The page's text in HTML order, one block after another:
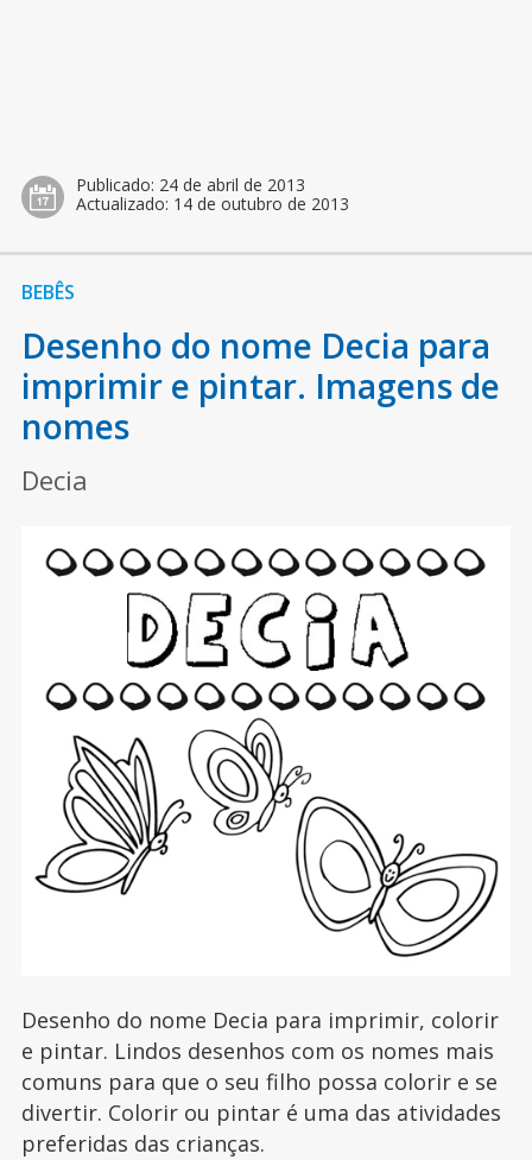
Publicado: 24 de abril de 2013
Actualizado: 14 de outubro de 2013
BEBÊS
Desenho do nome Decia para
imprimir e pintar. Imagens de
nomes
Decia
Desenho do nome Decia para imprimir, colorir
e pintar. Lindos desenhos com os nomes mais
comuns para que o seu filho possa colorir e se
divertir. Colorir ou pintar é uma das atividades
preferidas das crianças.